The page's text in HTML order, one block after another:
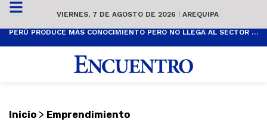
VIERNES, 7 DE AGOSTO DE 2026 | AREQUIPA
PERÚ PRODUCE MÁS CONOCIMIENTO PERO NO LLEGA AL SECTOR PRODUCTIVO
Inicio > Emprendimiento